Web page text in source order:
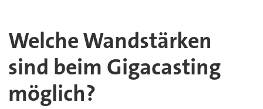
Welche Wandstärken
sind beim Gigacasting
möglich?